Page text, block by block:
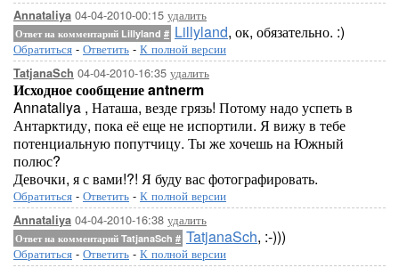
Annataliya 04-04-2010-00:15 удалить
Ответ на комментарий Lillyland # Lillyland, ок, обязательно. :)
Обратиться - Ответить - К полной версии
TatjanaSch 04-04-2010-16:35 удалить
Исходное сообщение antnerm
Annataliya , Наташа, везде грязь! Потому надо успеть в
Антарктиду, пока её еще не испортили. Я вижу в тебе
потенциальную попутчицу. Ты же хочешь на Южный
полюс?
Девочки, я с вами!?! Я буду вас фотографировать.
Обратиться - Ответить - К полной версии
Annataliya 04-04-2010-16:38 удалить
Ответ на комментарий TatjanaSch # TatjanaSch, :-)))
Обратиться - Ответить - К полной версии